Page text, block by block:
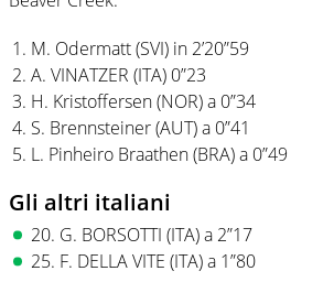
M. Odermatt (SVI) in 2’20”59
A. VINATZER (ITA) 0”23
H. Kristoffersen (NOR) a 0”34
S. Brennsteiner (AUT) a 0”41
L. Pinheiro Braathen (BRA) a 0”49
Gli altri italiani
20. G. BORSOTTI (ITA) a 2”17
25. F. DELLA VITE (ITA) a 1”80